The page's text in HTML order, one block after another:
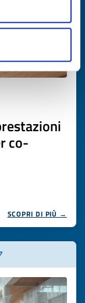
co-
SCOPRI DI PIÙ →